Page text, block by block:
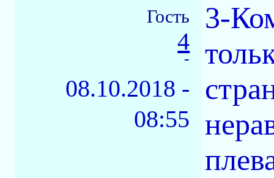
Гость
4
-
08.10.2018 -
08:55
3-